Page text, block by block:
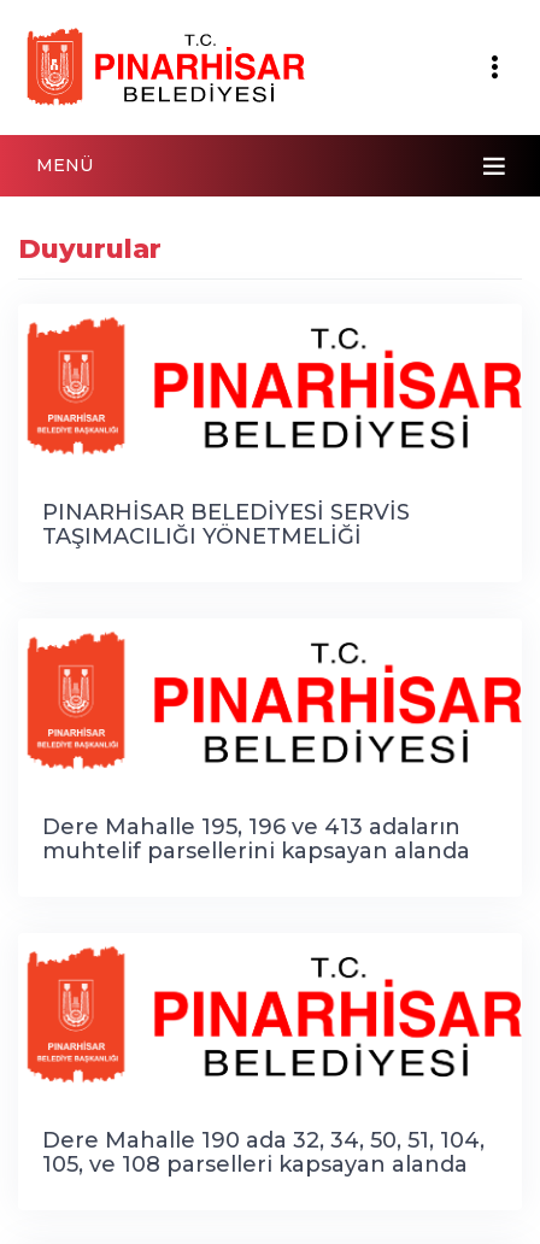
MENÜ
Duyurular
PINARHİSAR BELEDİYESİ SERVİS
TAŞIMACILIĞI YÖNETMELİĞİ
Dere Mahalle 195, 196 ve 413 adaların
muhtelif parsellerini kapsayan alanda
Dere Mahalle 190 ada 32, 34, 50, 51, 104,
105, ve 108 parselleri kapsayan alanda